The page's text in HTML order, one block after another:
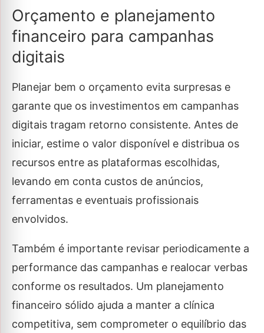
Orçamento e planejamento
financeiro para campanhas
digitais
Planejar bem o orçamento evita surpresas e
garante que os investimentos em campanhas
digitais tragam retorno consistente. Antes de
iniciar, estime o valor disponível e distribua os
recursos entre as plataformas escolhidas,
levando em conta custos de anúncios,
ferramentas e eventuais profissionais
envolvidos.
Também é importante revisar periodicamente a
performance das campanhas e realocar verbas
conforme os resultados. Um planejamento
financeiro sólido ajuda a manter a clínica
competitiva, sem comprometer o equilíbrio das